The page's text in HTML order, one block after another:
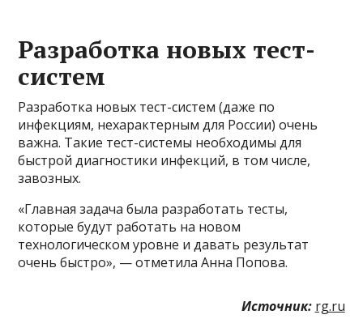
Разработка новых тест-
систем
Разработка новых тест-систем (даже по
инфекциям, нехарактерным для России) очень
важна. Такие тест-системы необходимы для
быстрой диагностики инфекций, в том числе,
завозных.
«Главная задача была разработать тесты,
которые будут работать на новом
технологическом уровне и давать результат
очень быстро», — отметила Анна Попова.
Источник: rg.ru